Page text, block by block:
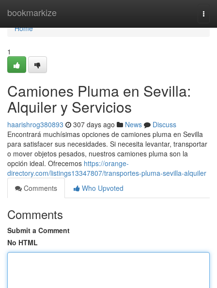
bookmarkize
Home
Home
1
Camiones Pluma en Sevilla:
Alquiler y Servicios
haarishrog380893 307 days ago News
Discuss
Encontrará muchísimas opciones de camiones pluma en Sevilla
para satisfacer sus necesidades. Si necesita levantar, transportar
o mover objetos pesados, nuestros camiones pluma son la
opción ideal. Ofrecemos https://orange-
directory.com/listings13347807/transportes-pluma-sevilla-alquiler
Comments
Who Upvoted
Comments
Submit a Comment
No HTML